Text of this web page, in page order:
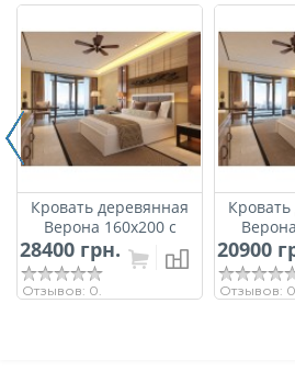
Кровать деревянная
Верона 160х200 с
подьемным
механизмом ArtWood
(Белая)
28400 грн.
Отзывов: 0.
20900
Отзывов: 0.